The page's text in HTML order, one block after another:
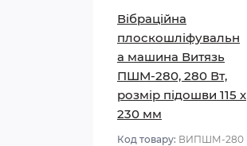
Вібраційна
плоскошліфувальн
а машина Витязь
ПШМ-280, 280 Вт,
розмір підошви 115 х
230 мм
Код товару: ВИПШМ-280